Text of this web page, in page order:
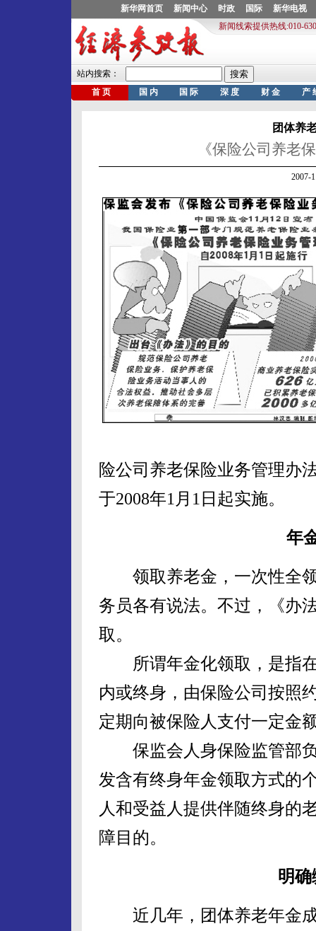
团体养
《保险公司养老
2007-
险公司养老保险业务管理办
于2008年1月1日起实施。
年
领取养老金，一次性全领
务员各有说法。不过，《
取。
所谓年金化领取，是指在
内或终身，由保险公司按照
定期向被保险人支付一定金
保监会人身保险监管部负
发含有终身年金领取方式的
人和受益人提供伴随终身的
障目的。
明
近几年，团体养老年金成